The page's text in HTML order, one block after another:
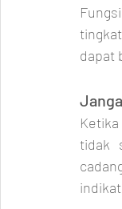
dapat
tidak